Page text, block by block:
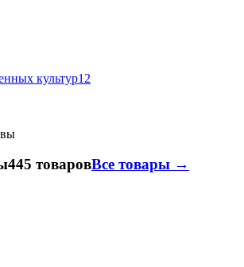
культур12
445 товаровВсе товары →